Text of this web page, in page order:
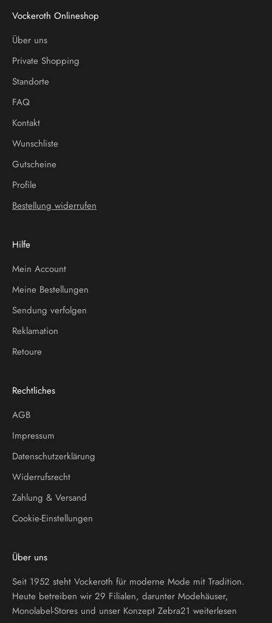
Vockeroth Onlineshop
Über uns
Private Shopping
Standorte
FAQ
Kontakt
Wunschliste
Gutscheine
Profile
Bestellung widerrufen
Hilfe
Mein Account
Meine Bestellungen
Sendung verfolgen
Reklamation
Retoure
Rechtliches
AGB
Impressum
Datenschutzerklärung
Widerrufsrecht
Zahlung & Versand
Cookie-Einstellungen
Über uns
Seit 1952 steht Vockeroth für moderne Mode mit Tradition.
Heute betreiben wir 29 Filialen, darunter Modehäuser,
Monolabel-Stores und unser Konzept Zebra21 weiterlesen